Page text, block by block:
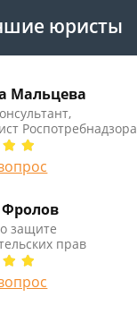
юристы
Мальцева
Роспотребнадзора
защите
прав